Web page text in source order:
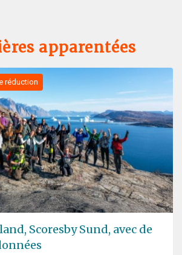
apparentées
réduction
Scoresby Sund, avec de